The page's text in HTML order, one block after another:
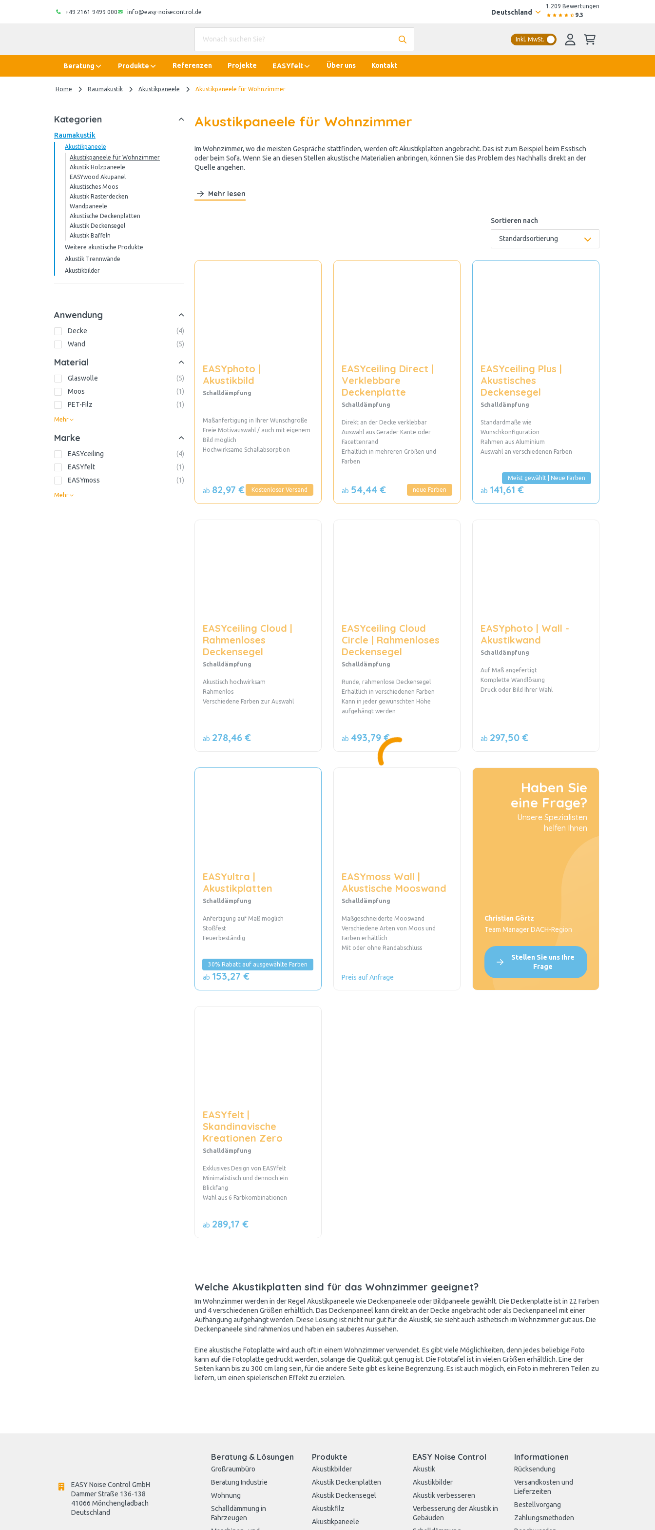
+49 2161 9499 000 info@easy-noisecontrol.de Deutschland
1.209 Bewertungen
9.3
Inkl. MwSt.
Beratung Produkte Referenzen Projekte EASYfelt Über uns Kontakt
Home Raumakustik Akustikpaneele Akustikpaneele für Wohnzimmer
Kategorien
Raumakustik
Akustikpaneele
Akustikpaneele für Wohnzimmer
Akustik Holzpaneele
EASYwood Akupanel
Akustisches Moos
Akustik Rasterdecken
Wandpaneele
Akustische Deckenplatten
Akustik Deckensegel
Akustik Baffeln
Weitere akustische Produkte
Akustik Trennwände
Akustikbilder
Anwendung
Decke (4)
Wand
(5)
Material
Glaswolle (5)
Moos
(1)
PET-Filz
(1)
Mehr
Marke
EASYceiling (4)
EASYfelt
(1)
EASYmoss
(1)
Mehr
Akustikpaneele für Wohnzimmer
Im Wohnzimmer, wo die meisten Gespräche stattfinden, werden oft Akustikplatten angebracht. Das ist zum Beispiel beim Esstisch
oder beim Sofa. Wenn Sie an diesen Stellen akustische Materialien anbringen, können Sie das Problem des Nachhalls direkt an der
Quelle angehen.
Mehr lesen
Sortieren nach
EASYphoto |
Akustikbild
Schalldämpfung
Maßanfertigung in Ihrer Wunschgröße
Freie Motivauswahl / auch mit eigenem
Bild möglich
Hochwirksame Schallabsorption
Kostenloser Versand
ab 82,97 €
EASYceiling Direct |
Verklebbare
Deckenplatte
Schalldämpfung
Direkt an der Decke verklebbar
Auswahl aus Gerader Kante oder
Facettenrand
Erhältlich in mehreren Größen und
Farben
neue Farben
ab 54,44 €
EASYceiling Plus |
Akustisches
Deckensegel
Schalldämpfung
Standardmaße wie
Wunschkonfiguration
Rahmen aus Aluminium
Auswahl an verschiedenen Farben
Meist gewählt | Neue Farben
ab 141,61 €
EASYceiling Cloud |
Rahmenloses
Deckensegel
Schalldämpfung
Akustisch hochwirksam
Rahmenlos
Verschiedene Farben zur Auswahl
ab 278,46 €
EASYceiling Cloud
Circle | Rahmenloses
Deckensegel
Schalldämpfung
Runde, rahmenlose Deckensegel
Erhältlich in verschiedenen Farben
Kann in jeder gewünschten Höhe
aufgehängt werden
ab 493,79 €
EASYphoto | Wall -
Akustikwand
Schalldämpfung
Auf Maß angefertigt
Komplette Wandlösung
Druck oder Bild Ihrer Wahl
ab 297,50 €
EASYultra |
Akustikplatten
Schalldämpfung
Anfertigung auf Maß möglich
Stoßfest
Feuerbeständig
30% Rabatt auf ausgewählte Farben
ab 153,27 €
EASYmoss Wall |
Akustische Mooswand
Schalldämpfung
Maßgeschneiderte Mooswand
Verschiedene Arten von Moos und
Farben erhältlich
Mit oder ohne Randabschluss
Preis auf Anfrage
Haben Sie
eine Frage?
Unsere Spezialisten
helfen Ihnen
Christian Görtz
Team Manager DACH-Region
Stellen Sie uns Ihre
Frage
EASYfelt |
Skandinavische
Kreationen Zero
Schalldämpfung
Exklusives Design von EASYfelt
Minimalistisch und dennoch ein
Blickfang
Wahl aus 6 Farbkombinationen
ab 289,17 €
Welche Akustikplatten sind für das Wohnzimmer geeignet?
Im Wohnzimmer werden in der Regel Akustikpaneele wie Deckenpaneele oder Bildpaneele gewählt. Die Deckenplatte ist in 22 Farben
und 4 verschiedenen Größen erhältlich. Das Deckenpaneel kann direkt an der Decke angebracht oder als Deckenpaneel mit einer
Aufhängung aufgehängt werden. Diese Lösung ist nicht nur gut für die Akustik, sie sieht auch ästhetisch im Wohnzimmer gut aus. Die
Deckenpaneele sind rahmenlos und haben ein sauberes Aussehen.
Eine akustische Fotoplatte wird auch oft in einem Wohnzimmer verwendet. Es gibt viele Möglichkeiten, denn jedes beliebige Foto
kann auf die Fotoplatte gedruckt werden, solange die Qualität gut genug ist. Die Fototafel ist in vielen Größen erhältlich. Eine der
Seiten kann bis zu 300 cm lang sein, für die andere Seite gibt es keine Begrenzung. Es ist auch möglich, ein Foto in mehreren Teilen zu
liefern, um einen spielerischen Effekt zu erzielen.
EASY Noise Control GmbH
Dammer Straße 136-138
41066 Mönchengladbach
Deutschland
Beratung & Lösungen
Großraumbüro
Beratung Industrie
Wohnung
Schalldämmung in
Fahrzeugen
Produkte
Akustikbilder
Akustik Deckenplatten
Akustik Deckensegel
Akustikfilz
Akustikpaneele
EASY Noise Control
Akustik
Akustikbilder
Akustik verbesseren
Verbesserung der Akustik in
Gebäuden
Informationen
Rücksendung
Versandkosten und
Lieferzeiten
Bestellvorgang
Zahlungsmethoden